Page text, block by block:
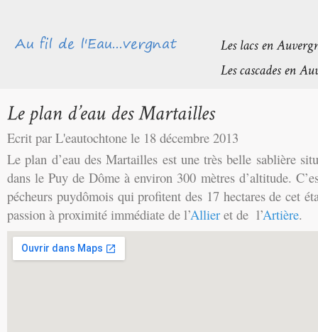
Ecrit par L'eautochtone le 18 décembre 2013
Le plan d’eau des Martailles est une très belle sablière
dans le Puy de Dôme à environ 300 mètres d’altitude.
pécheurs puydômois qui profitent des 17 hectares de cet
passion à proximité immédiate de l’Allier et de l’Artière.